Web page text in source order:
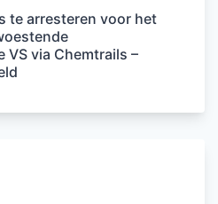
te arresteren voor het
via Chemtrails –